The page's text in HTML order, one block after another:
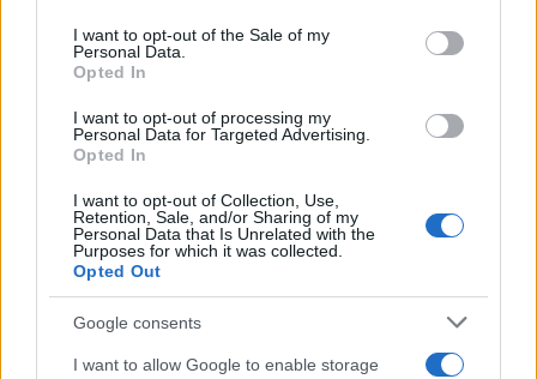
consent section.
I want to opt-out of the Sale of my
Personal Data.
Opted In
I want to opt-out of processing my
Personal Data for Targeted Advertising.
Opted In
I want to opt-out of Collection, Use,
Retention, Sale, and/or Sharing of my
Personal Data that Is Unrelated with the
Purposes for which it was collected.
Opted Out
Google consents
I want to allow Google to enable storage
Σχόλια
Σχολίασε εδώ
Ιός Δυτικού Νείλου: Στην
Αττική τα περισσότερα
κρούσματα – Έξι θάνατοι
Εκρηκτικό κοκτέιλ
40άρια και 8 μποφόρ
άνεμοι τις επόμενες